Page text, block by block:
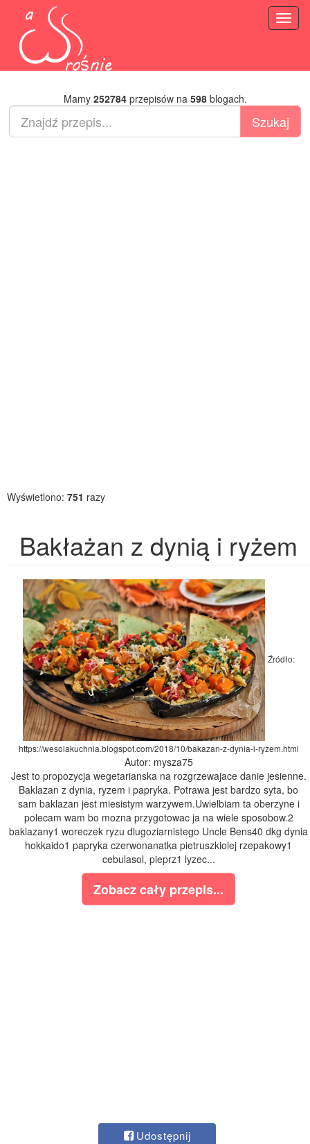
Mamy 252784przepisów na 598blogach.
Wyświetlono: 751 razy
Bakłażan z dynią i ryżem
Źródło:
https://wesolakuchnia.blogspot.com/2018/10/bakazan-z-dynia-i-ryzem.html
Autor: mysza75
Jest to propozycja wegetarianska na rozgrzewajace danie jesienne.
Baklazan z dynia, ryzem i papryka. Potrawa jest bardzo syta, bo
sam baklazan jest miesistym warzywem.Uwielbiam ta oberzyne i
polecam wam bo mozna przygotowac ja na wiele sposobow.2
baklazany1 woreczek ryzu dlugoziarnistego Uncle Bens40 dkg dynia
hokkaido1 papryka czerwonanatka pietruszkiolej rzepakowy1
cebulasol, pieprz1 lyzec...
Zobacz cały przepis...
Udostępnij